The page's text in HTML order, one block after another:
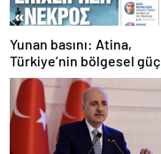
Yunan basını: Atina,
Türkiye’nin bölgesel güç
olmasını durduramadı